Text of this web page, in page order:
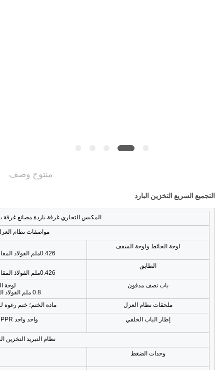
منتوج وصف
التجميع السريع التخزين البارد
المكبس التجاري غرفة باردة مصانع غرفة
مواصفات نظام
لوحة الحائط ولوحة السقف
0.426ملم الفولاذ المقاوم للصدأ المطلي؛ ورق الزاوية وتغليف غطاء البلاستيك
الطابق
0.426ملم الفولاذ المقاوم للصدأ المطلي؛ ورق الزاوية وتغليف غطاء البلاستيك
باب نصف مدفون
لوحة
0.8 ملم الفولاذ المقاوم للصدأ; سلك التدفئة; الفولاذ المقاوم للصدأ
ملحقات نظام العزل
مادة الختم؛ ختم رغوة PU؛ ضوء LED مقاوم للماء؛ نافذة التوازن؛ معلق الفولاذ
إطار الباب الخلفي واحد واحد DPPR، ملجأ المطر والمصد المطاطي، حامل الباب؛
نظام التبريد التخزين
وحدات الضغط